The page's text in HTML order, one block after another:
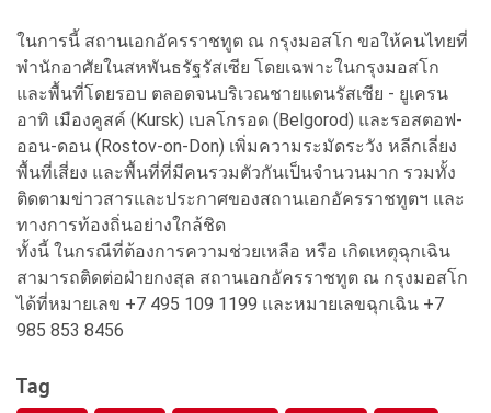
ในการนี้ สถานเอกอัครราชทูต ณ กรุงมอสโก ขอให้คนไทยที่
พำนักอาศัยในสหพันธรัฐรัสเซีย โดยเฉพาะในกรุงมอสโก
และพื้นที่โดยรอบ ตลอดจนบริเวณชายแดนรัสเซีย - ยูเครน
อาทิ เมืองคูสค์ (Kursk) เบลโกรอด (Belgorod) และรอสตอฟ-
ออน-ดอน (Rostov-on-Don) เพิ่มความระมัดระวัง หลีกเลี่ยง
พื้นที่เสี่ยง และพื้นที่ที่มีคนรวมตัวกันเป็นจำนวนมาก รวมทั้ง
ติดตามข่าวสารและประกาศของสถานเอกอัครราชทูตฯ และ
ทางการท้องถิ่นอย่างใกล้ชิด
ทั้งนี้ ในกรณีที่ต้องการความช่วยเหลือ หรือ เกิดเหตุฉุกเฉิน
สามารถติดต่อฝ่ายกงสุล สถานเอกอัครราชทูต ณ กรุงมอสโก
ได้ที่หมายเลข +7 495 109 1199 และหมายเลขฉุกเฉิน +7
985 853 8456
Tag